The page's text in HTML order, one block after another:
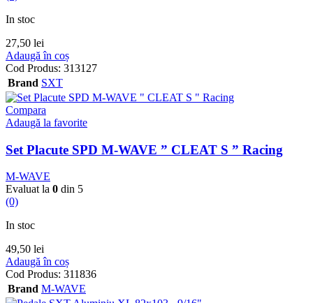
In stoc
27,50 lei
Adaugă în coș
Cod Produs: 313127
Brand SXT
Compara
Adaugă la favorite
Set Placute SPD M-WAVE ” CLEAT S ” Racing
M-WAVE
Evaluat la 0 din 5
(0)
In stoc
49,50 lei
Adaugă în coș
Cod Produs: 311836
Brand M-WAVE